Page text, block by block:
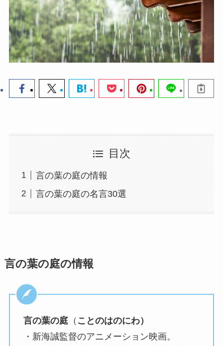
目次
言の葉の庭の情報
言の葉の庭の名言30選
言の葉の庭の情報
言の葉の庭（ ことのはのにわ）
・新海誠監督のアニメーション映画。